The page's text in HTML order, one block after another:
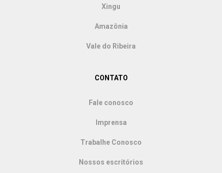
Xingu
Amazônia
Vale do Ribeira
CONTATO
Fale conosco
Imprensa
Trabalhe Conosco
Nossos escritórios